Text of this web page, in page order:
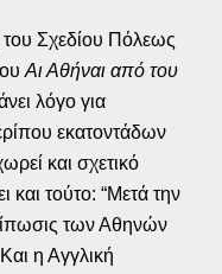
Σχεδίου Πόλεως
Αι Αθήναι από του
λόγο για
εκατοντάδων
και σχετικό
και τούτο: “Μετά την
των Αθηνών
η Αγγλική